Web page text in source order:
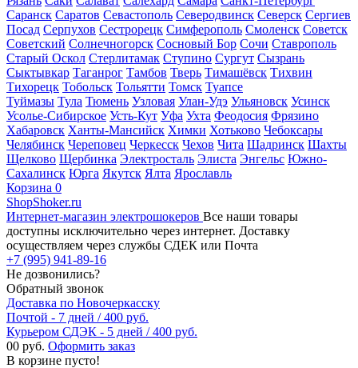
Саранск Саратов Севастополь Северодвинск Северск Сергиев
Посад Серпухов Сестрорецк Симферополь Смоленск Советск
Советский Солнечногорск Сосновый Бор Сочи Ставрополь
Старый Оскол Стерлитамак Ступино Сургут Сызрань
Сыктывкар Таганрог Тамбов Тверь Тимашёвск Тихвин
Тихорецк Тобольск Тольятти Томск Туапсе
Туймазы Тула Тюмень Узловая Улан-Удэ Ульяновск Усинск
Усолье-Сибирское Усть-Кут Уфа Ухта Феодосия Фрязино
Хабаровск Ханты-Мансийск Химки Хотьково Чебоксары
Челябинск Череповец Черкесск Чехов Чита Шадринск Шахты
Щелково Щербинка Электросталь Элиста Энгельс Южно-
Сахалинск Юрга Якутск Ялта Ярославль
Корзина 0
ShopShoker.ru
Интернет-магазин электрошокеров Все наши товары
доступны исключительно через интернет. Доставку
осуществляем через службы СДЕК или Почта
+7 (995) 941-89-16
Не дозвонились?
Обратный звонок
Доставка по Новочеркасску
Почтой - 7 дней / 400 руб.
Курьером СДЭК - 5 дней / 400 руб.
00 руб. Оформить заказ
В корзине пусто!